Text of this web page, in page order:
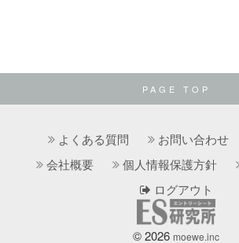
PAGE TOP
よくある質問 お問い合わせ
会社概要
個人情報保護方針
ログアウト
© 2026 moewe.inc